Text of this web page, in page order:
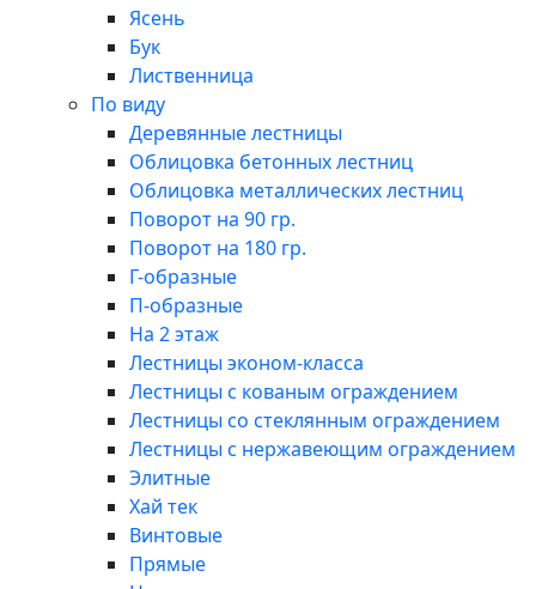
Ясень
Бук
Лиственница
По виду
Деревянные лестницы
Облицовка бетонных лестниц
Облицовка металлических лестниц
Поворот на 90 гр.
Поворот на 180 гр.
Г-образные
П-образные
На 2 этаж
Лестницы эконом-класса
Лестницы с кованым ограждением
Лестницы со стеклянным ограждением
Лестницы с нержавеющим ограждением
Элитные
Хай тек
Винтовые
Прямые